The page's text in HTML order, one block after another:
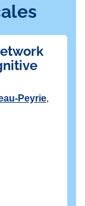
Peyrie